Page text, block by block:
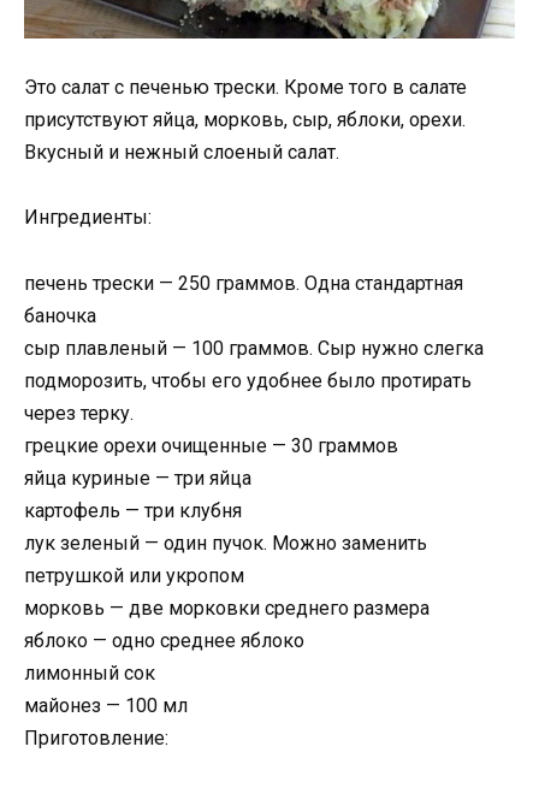
Это салат с печенью трески. Кроме того в салате
присутствуют яйца, морковь, сыр, яблоки, орехи.
Вкусный и нежный слоеный салат.
Ингредиенты:
печень трески — 250 граммов. Одна стандартная
баночка
сыр плавленый — 100 граммов. Сыр нужно слегка
подморозить, чтобы его удобнее было протирать
через терку.
грецкие орехи очищенные — 30 граммов
яйца куриные — три яйца
картофель — три клубня
лук зеленый — один пучок. Можно заменить
петрушкой или укропом
морковь — две морковки среднего размера
яблоко — одно среднее яблоко
лимонный сок
майонез — 100 мл
Приготовление: